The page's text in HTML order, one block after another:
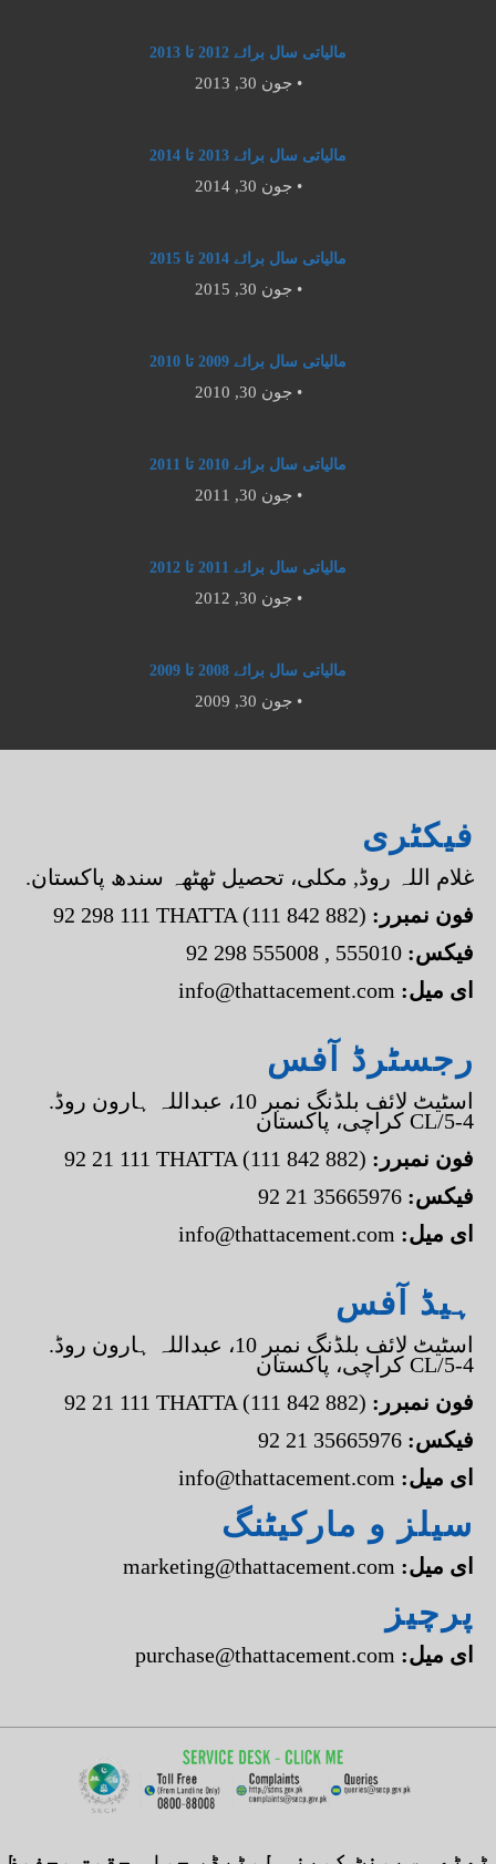
مالیاتی سال برائے 2012 تا 2013
جون 30, 2013 •
مالیاتی سال برائے 2013 تا 2014
جون 30, 2014 •
مالیاتی سال برائے 2014 تا 2015
جون 30, 2015 •
مالیاتی سال برائے 2009 تا 2010
جون 30, 2010 •
مالیاتی سال برائے 2010 تا 2011
جون 30, 2011 •
مالیاتی سال برائے 2011 تا 2012
جون 30, 2012 •
مالیاتی سال برائے 2008 تا 2009
جون 30, 2009 •
فیکٹری
.غلام اللہ روڈ, مکلی، تحصیل ٹھٹھہ سندھ پاکستان
92 298 111 THATTA (111 842 882)
:فون نمبرر
92 298 555008 , 555010 :فیکس
info@thattacement.com
:ای میل
رجسٹرڈ آفس
.اسٹیٹ لائف بلڈنگ نمبر 10، عبداللہ ہارون روڈ
کراچی، پاکستان CL/5-4
92 21 111 THATTA (111 842 882)
:فون نمبرر
92 21 35665976 :فیکس
info@thattacement.com
:ای میل
ہیڈ آفس
.اسٹیٹ لائف بلڈنگ نمبر 10، عبداللہ ہارون روڈ
کراچی، پاکستان CL/5-4
92 21 111 THATTA (111 842 882)
:فون نمبرر
92 21 35665976 :فیکس
info@thattacement.com
:ای میل
سیلز و مارکیٹنگ
marketing@thattacement.com :ای میل
پرچیز
purchase@thattacement.com :ای میل